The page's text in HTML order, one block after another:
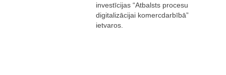
investīcijas “Atbalsts procesu
digitalizācijai komercdarbībā”
ietvaros.